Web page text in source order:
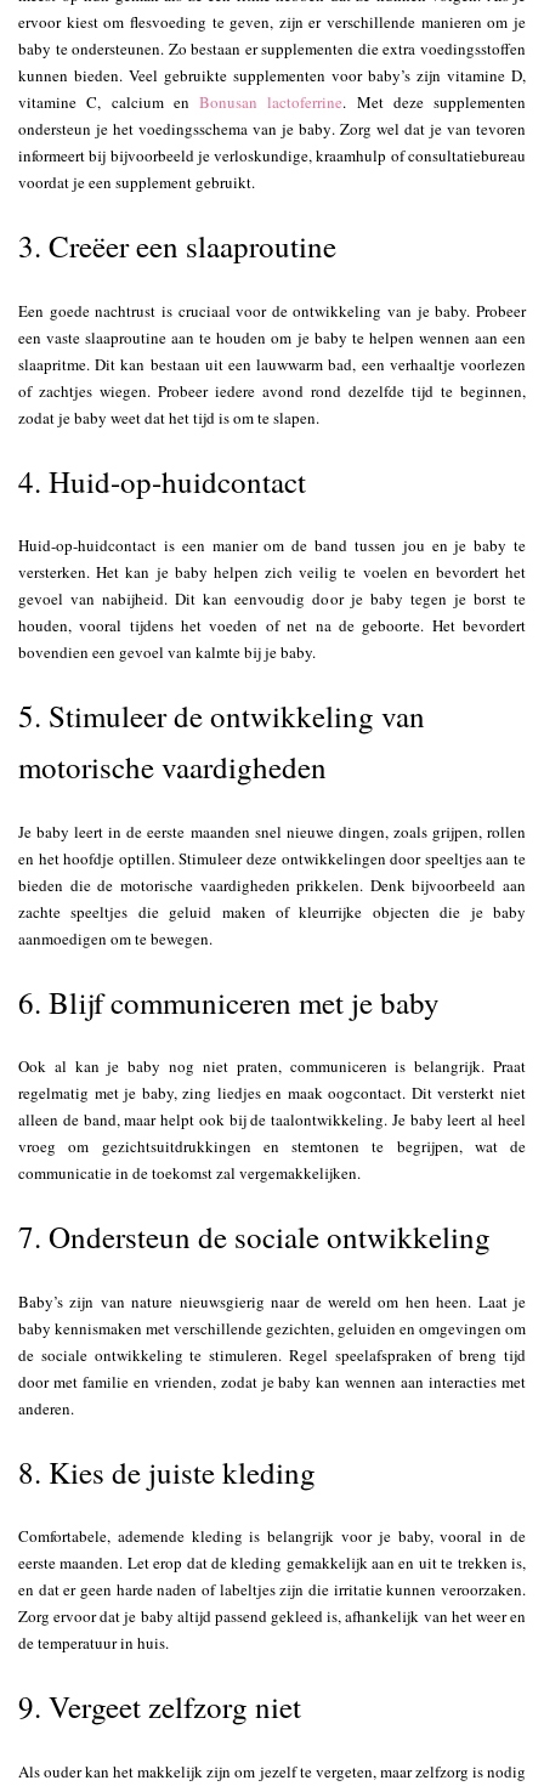
ervoor kiest om flesvoeding te geven, zijn er verschillende manieren om je
baby te ondersteunen. Zo bestaan er supplementen die extra voedingsstoffen
kunnen bieden. Veel gebruikte supplementen voor baby’s zijn vitamine D,
vitamine C, calcium en Bonusan lactoferrine. Met deze supplementen
ondersteun je het voedingsschema van je baby. Zorg wel dat je van tevoren
informeert bij bijvoorbeeld je verloskundige, kraamhulp of consultatiebureau
voordat je een supplement gebruikt.
3. Creëer een slaaproutine
Een goede nachtrust is cruciaal voor de ontwikkeling van je baby. Probeer
een vaste slaaproutine aan te houden om je baby te helpen wennen aan een
slaapritme. Dit kan bestaan uit een lauwwarm bad, een verhaaltje voorlezen
of zachtjes wiegen. Probeer iedere avond rond dezelfde tijd te beginnen,
zodat je baby weet dat het tijd is om te slapen.
4. Huid-op-huidcontact
Huid-op-huidcontact is een manier om de band tussen jou en je baby te
versterken. Het kan je baby helpen zich veilig te voelen en bevordert het
gevoel van nabijheid. Dit kan eenvoudig door je baby tegen je borst te
houden, vooral tijdens het voeden of net na de geboorte. Het bevordert
bovendien een gevoel van kalmte bij je baby.
5. Stimuleer de ontwikkeling van
motorische vaardigheden
Je baby leert in de eerste maanden snel nieuwe dingen, zoals grijpen, rollen
en het hoofdje optillen. Stimuleer deze ontwikkelingen door speeltjes aan te
bieden die de motorische vaardigheden prikkelen. Denk bijvoorbeeld aan
zachte speeltjes die geluid maken of kleurrijke objecten die je baby
aanmoedigen om te bewegen.
6. Blijf communiceren met je baby
Ook al kan je baby nog niet praten, communiceren is belangrijk. Praat
regelmatig met je baby, zing liedjes en maak oogcontact. Dit versterkt niet
alleen de band, maar helpt ook bij de taalontwikkeling. Je baby leert al heel
vroeg om gezichtsuitdrukkingen en stemtonen te begrijpen, wat de
communicatie in de toekomst zal vergemakkelijken.
7. Ondersteun de sociale ontwikkeling
Baby’s zijn van nature nieuwsgierig naar de wereld om hen heen. Laat je
baby kennismaken met verschillende gezichten, geluiden en omgevingen om
de sociale ontwikkeling te stimuleren. Regel speelafspraken of breng tijd
door met familie en vrienden, zodat je baby kan wennen aan interacties met
anderen.
8. Kies de juiste kleding
Comfortabele, ademende kleding is belangrijk voor je baby, vooral in de
eerste maanden. Let erop dat de kleding gemakkelijk aan en uit te trekken is,
en dat er geen harde naden of labeltjes zijn die irritatie kunnen veroorzaken.
Zorg ervoor dat je baby altijd passend gekleed is, afhankelijk van het weer en
de temperatuur in huis.
9. Vergeet zelfzorg niet
Als ouder kan het makkelijk zijn om jezelf te vergeten, maar zelfzorg is nodig